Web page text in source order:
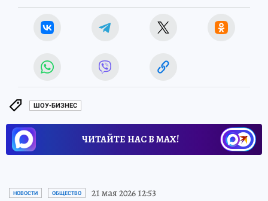
ШОУ-БИЗНЕС
ЧИТАЙТЕ НАС В МАХ!
НОВОСТИ ОБЩЕСТВО 21 мая 2026 12:53